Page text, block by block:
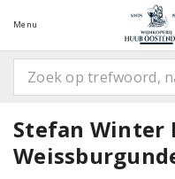
Menu
Stefan Winter